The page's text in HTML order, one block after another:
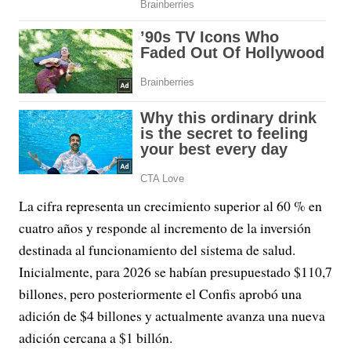
La cifra representa un crecimiento superior al 60 % en
cuatro años y responde al incremento de la inversión
destinada al funcionamiento del sistema de salud.
Inicialmente, para 2026 se habían presupuestado $110,7
billones, pero posteriormente el Confis aprobó una
adición de $4 billones y actualmente avanza una nueva
adición cercana a $1 billón.